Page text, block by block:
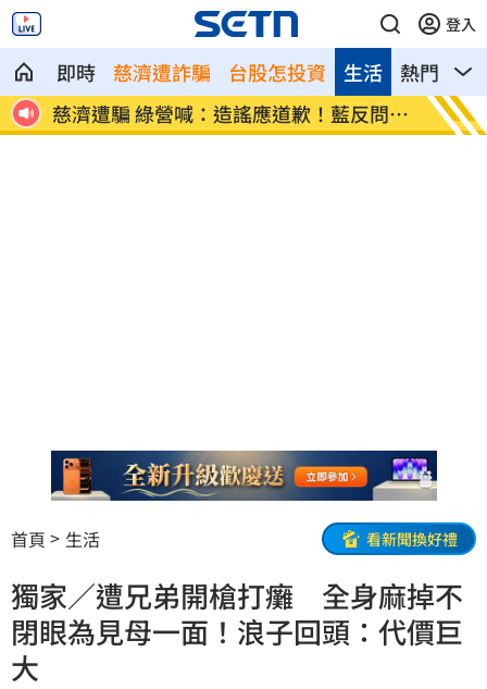
登入
即時 慈濟遭詐騙 台股怎投資 熱門 影
生活
藍反問1
69歲貧困阿公為錢淪車手 賺1千關1年6
月
首頁 生活 看新聞換好禮
獨家／遭兄弟開槍打癱 全身麻掉不
閉眼為見母一面！浪子回頭：代價巨
大